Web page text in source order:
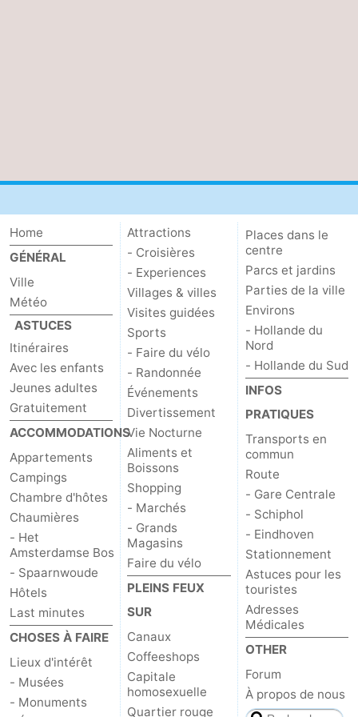
Home
GÉNÉRAL
Ville
Météo
ASTUCES
Itinéraires
Avec les enfants
Jeunes adultes
Gratuitement
ACCOMMODATIONS
Appartements
Campings
Chambre d'hôtes
Chaumières
- Het
Amsterdamse Bos
- Spaarnwoude
Hôtels
Last minutes
CHOSES À FAIRE
Lieux d'intérêt
- Musées
- Monuments
Attractions
- Croisières
- Experiences
Villages & villes
Visites guidées
Sports
- Faire du vélo
- Randonnée
Événements
Divertissement
Vie Nocturne
Aliments et
Boissons
Shopping
- Marchés
- Grands
Magasins
Faire du vélo
PLEINS FEUX
SUR
Canaux
Coffeeshops
Capitale
homosexuelle
Quartier rouge
Places dans le
centre
Parcs et jardins
Parties de la ville
Environs
- Hollande du
Nord
- Hollande du Sud
INFOS
PRATIQUES
Transports en
commun
Route
- Gare Centrale
- Schiphol
- Eindhoven
Stationnement
Astuces pour les
touristes
Adresses
Médicales
OTHER
Forum
À propos de nous